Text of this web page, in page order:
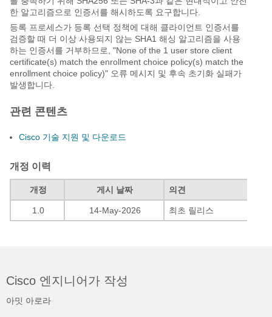
한 알고리즘으로 인증서를 해시하도록 요구합니다.
등록 프로세스가 등록 선택 정책에 대해 클라이언트 인증서를
검증할 때 더 이상 사용되지 않는 SHA1 해싱 알고리즘을 사용
하는 인증서를 거부하므로, "None of the 1 user store client
certificate(s) match the enrollment choice policy(s) match the
enrollment choice policy)" 오류 메시지 및 후속 초기화 실패가
발생합니다.
관련 콘텐츠
Cisco 기술 지원 및 다운로드
개정 이력
개정 게시 날짜 의견
1.0 14-May-2026 최초 릴리스
Cisco 엔지니어가 작성
아밋 아로라